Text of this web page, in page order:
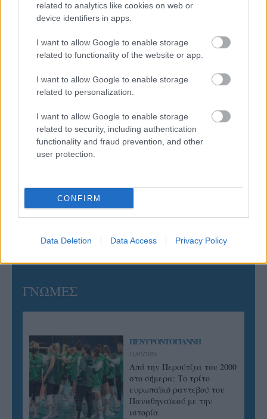
related to analytics like cookies on web or
device identifiers in apps.
I want to allow Google to enable storage
related to functionality of the website or app.
I want to allow Google to enable storage
related to personalization.
I want to allow Google to enable storage
related to security, including authentication
functionality and fraud prevention, and other
user protection.
CONFIRM
Data Deletion Data Access Privacy Policy
06/08/2026
με τον «Ιπτάμενο Ολλανδό» Βίλτενμπουργκ
05/08/2026
Ισόπαλο το πρωτο φιλικό τεστ της Εθνικής στο
05/08/2026
Προς στρατηγική συνεργασία ΠΑΣΑΠΠ και
Πανεπιστημίου Πατρών
Πρώτο δυνατό τεστ της Εθνικής Γυναικών επί ιταλικού
εδάφους με Σουηδία
ΓΝΩΜΕΣ
ΠΕΝΥ ΡΟΝΤΟΓΙΑΝΝΗ
11/03/2026
Από την Περούτζια του 2000
στο σήμερα: Tο τρίτο
ευρωπαϊκό ραντεβού του
Παναθηναϊκού με την
ιστορία